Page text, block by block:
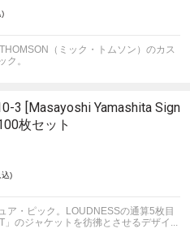
)
（ミック・トムソン）のカス
ク。
3 [Masayoshi Yamashita Sign
枚セット
)
ア・ピック。LOUDNESSの通算5枚目
のジャケットを彷彿とさせるデザイ...